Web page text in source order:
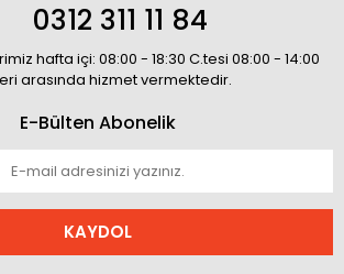
0312 311 11 84
hafta içi: 08:00 - 18:30 C.tesi 08:00 - 14:00
arasında hizmet vermektedir.
E-Bülten Abonelik
KAYDOL